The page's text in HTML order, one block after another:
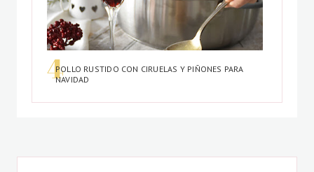
POLLO RUSTIDO CON CIRUELAS Y PIÑONES PARA
NAVIDAD